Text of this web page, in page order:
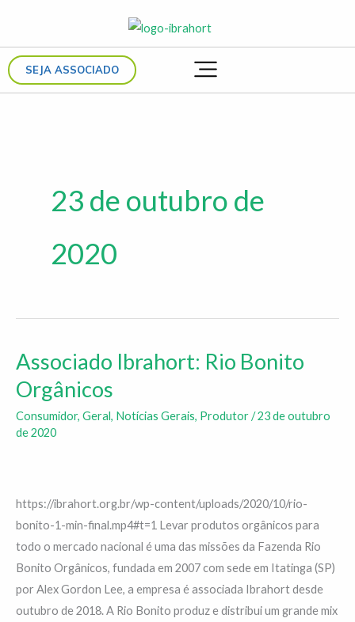
conteúdoSEJA ASSOCIADO
23 de outubro de
2020
Associado Ibrahort: Rio Bonito
Orgânicos
Consumidor, Geral, Notícias Gerais, Produtor/23 de outubro
de 2020
https://ibrahort.org.br/wp-content/uploads/2020/10/rio-
bonito-1-min-final.mp4#t=1 Levar produtos orgânicos para
todo o mercado nacional é uma das missões da Fazenda Rio
Bonito Orgânicos, fundada em 2007 com sede em Itatinga (SP)
por Alex Gordon Lee, a empresa é associada Ibrahort desde
outubro de 2018. A Rio Bonito produz e distribui um grande mix
Associado
Ibrahort:
Rio
Bonito